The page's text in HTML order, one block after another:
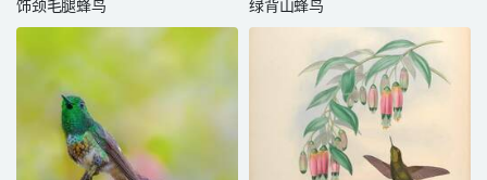
饰颈毛腿蜂鸟 绿背山蜂鸟